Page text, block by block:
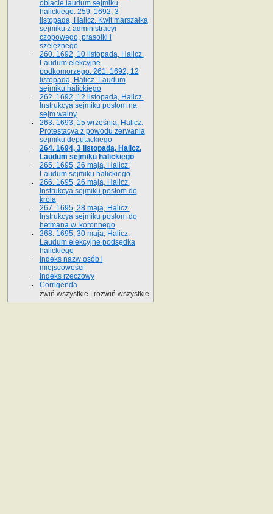
oblacie laudum sejmiku
halickiego. 259. 1692, 3
listopada, Halicz. Kwit marszałka
sejmiku z administracyi
czopowego, prasołki i
szelężnego
260. 1692, 10 listopada, Halicz.
Laudum elekcyjne
podkomorzego. 261. 1692, 12
listopada, Halicz. Laudum
sejmiku halickiego
262. 1692, 12 listopada, Halicz.
Instrukcya sejmiku posłom na
sejm walny
263. 1693, 15 września, Halicz.
Protestacya z powodu zerwania
sejmiku deputackiego
264. 1694, 3 listopada, Halicz.
Laudum sejmiku halickiego
265. 1695, 26 maja, Halicz.
Laudum sejmiku halickiego
266. 1695, 26 maja, Halicz.
Instrukcya sejmiku posłom do
króla
267. 1695, 28 maja, Halicz.
Instrukcya sejmiku posłom do
hetmana w. koronnego
268. 1695, 30 maja, Halicz.
Laudum elekcyjne podsędka
halickiego
Indeks nazw osób i
miejscowości
Indeks rzeczowy
Corrigenda
zwiń wszystkie
rozwiń wszystkie